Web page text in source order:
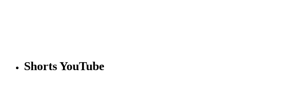
Shorts YouTube